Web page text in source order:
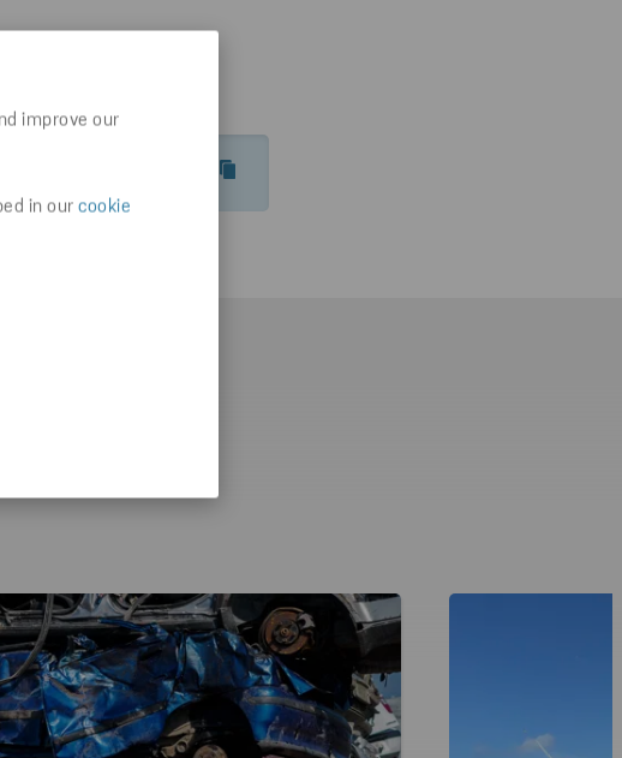
improve our
in our cookie
NYHEDER/2025/STENA-METALL/